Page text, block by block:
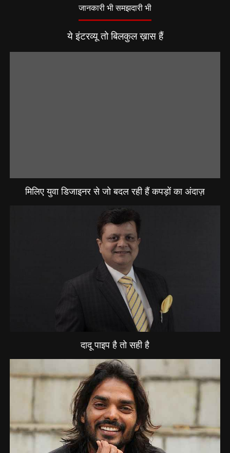
जानकारी भी समझदारी भी
ये इंटरव्यू तो बिलकुल ख़ास हैं
मिलिए युवा डिजाइनर से जो बदल रही हैं कपड़ों का अंदाज़
दादू पाइप है तो सही है